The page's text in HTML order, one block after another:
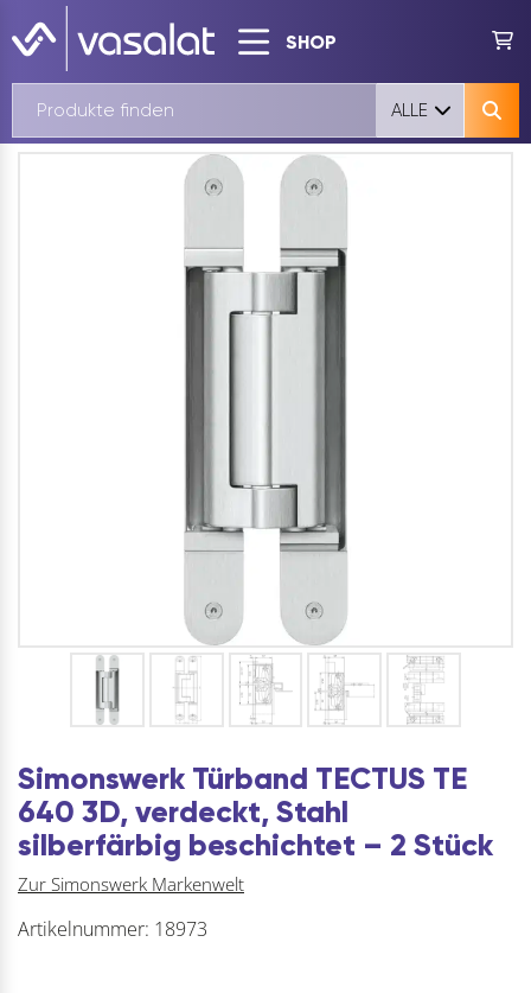
SHOP
ALLE
Simonswerk Türband TECTUS TE
640 3D, verdeckt, Stahl
silberfärbig beschichtet – 2 Stück
Zur Simonswerk Markenwelt
Artikelnummer: 18973